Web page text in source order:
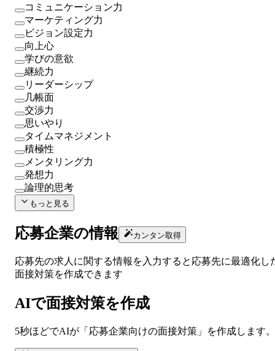
コミュニケーション力
マーケティング力
ビジョン設定力
向上心
学びの意欲
継続力
リーダーシップ
几帳面
交渉力
思いやり
タイムマネジメント
積極性
メンタリング力
発想力
論理的思考
もっと見る
応募企業の情報 カンタン取得
応募先の求人に関する情報を入力すると応募先に最適化し
面接対策を作成できます
AIで面接対策を作成
5秒ほどでAIが「応募企業向けの面接対策」を作成します。